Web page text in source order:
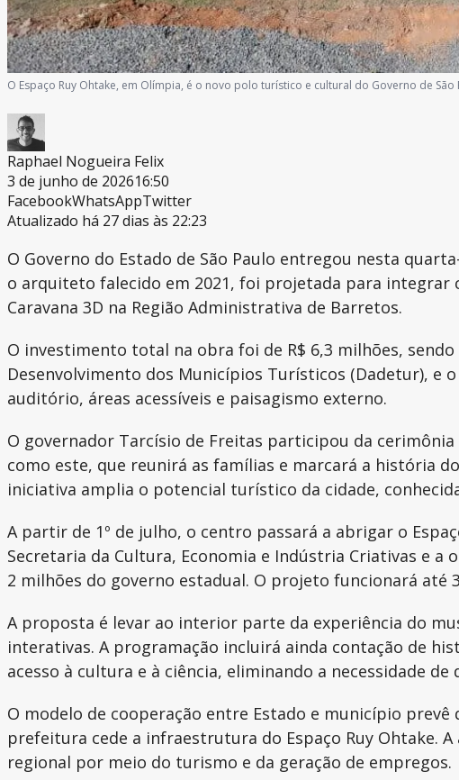
O Espaço Ruy Ohtake, em Olímpia, é o novo polo turístico e cultural do Governo de
Raphael Nogueira Felix
3 de junho de 202616:50
FacebookWhatsAppTwitter
Atualizado há 27 dias às 22:23
O Governo do Estado de São Paulo entregou nesta
o arquiteto falecido em 2021, foi projetada para integrar
Caravana 3D na Região Administrativa de Barretos.
O investimento total na obra foi de R$ 6,3 milhões,
Desenvolvimento dos Municípios Turísticos (Dadetur), e
auditório, áreas acessíveis e paisagismo externo.
O governador Tarcísio de Freitas participou da
como este, que reunirá as famílias e marcará a história
iniciativa amplia o potencial turístico da cidade,
A partir de 1º de julho, o centro passará a abrigar o
Secretaria da Cultura, Economia e Indústria Criativas e
2 milhões do governo estadual. O projeto funcionará até
A proposta é levar ao interior parte da experiência do
interativas. A programação incluirá ainda contação de
acesso à cultura e à ciência, eliminando a necessidade
O modelo de cooperação entre Estado e município
prefeitura cede a infraestrutura do Espaço Ruy Ohtake.
regional por meio do turismo e da geração de empregos.